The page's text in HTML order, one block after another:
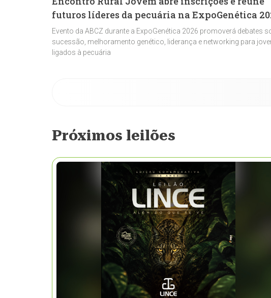
futuros líderes da pecuária na ExpoGenética
Evento da ABCZ durante a ExpoGenética 2026 promoverá debates
sucessão, melhoramento genético, liderança e networking para
ligados à pecuária
Próximos leilões